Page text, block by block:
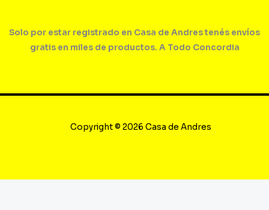
Solo por estar registrado en Casa de Andres tenés envíos
gratis en miles de productos. A Todo Concordia
Copyright © 2026 Casa de Andres